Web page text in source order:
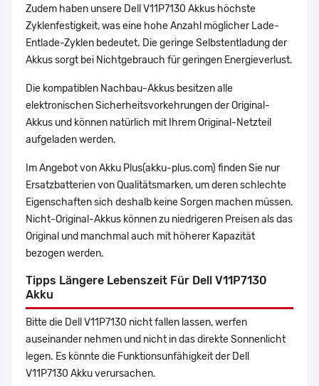
Zudem haben unsere Dell V11P7130 Akkus höchste
Zyklenfestigkeit, was eine hohe Anzahl möglicher Lade-
Entlade-Zyklen bedeutet. Die geringe Selbstentladung der
Akkus sorgt bei Nichtgebrauch für geringen Energieverlust.
Die kompatiblen Nachbau-Akkus besitzen alle
elektronischen Sicherheitsvorkehrungen der Original-
Akkus und können natürlich mit Ihrem Original-Netzteil
aufgeladen werden.
Im Angebot von Akku Plus(akku-plus.com) finden Sie nur
Ersatzbatterien von Qualitätsmarken, um deren schlechte
Eigenschaften sich deshalb keine Sorgen machen müssen.
Nicht-Original-Akkus können zu niedrigeren Preisen als das
Original und manchmal auch mit höherer Kapazität
bezogen werden.
Tipps Längere Lebenszeit Für Dell V11P7130
Akku
Bitte die Dell V11P7130 nicht fallen lassen, werfen
auseinander nehmen und nicht in das direkte Sonnenlicht
legen. Es könnte die Funktionsunfähigkeit der Dell
V11P7130 Akku verursachen.